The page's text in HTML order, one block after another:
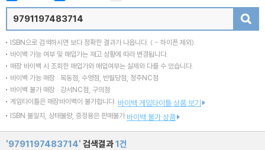
ISBN으로 검색하시면 보다 정확한 결과가 나옵니다. ( - 하이픈 제외)
바이백 가능 여부 및 매입가는 재고 상황에 따라 변경됩니다.
매장 바이백 시 조회한 매입가와 매입여부는 실제와 다를 수 있습니다.
바이백 가능 매장 : 목동점, 수영점, 반월당점, 청주NC점
바이백 불가 매장 : 강서NC점, 구의점
게임타이틀은 매장바이백이 불가합니다. 바이백 게임타이틀 상품 보기
ISBN 불일치, 상태불량, 증정용은 판매불가 바이백 불가 상품
'9791197483714' 검색결과1건